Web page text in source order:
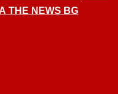
NEWS BG